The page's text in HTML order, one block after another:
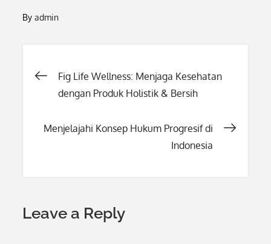
Byadmin
Post
Fig Life Wellness: Menjaga Kesehatan
dengan Produk Holistik & Bersih
Menjelajahi Konsep Hukum Progresif di
Indonesia
Leave a Reply